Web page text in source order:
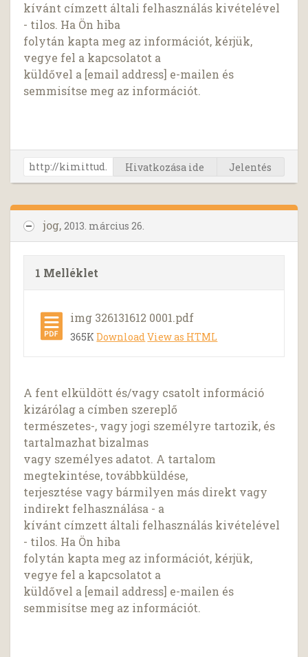
kívánt címzett általi felhasználás kivételével
- tilos. Ha Ön hiba
folytán kapta meg az információt, kérjük,
vegye fel a kapcsolatot a
küldővel a [email address] e-mailen és
semmisítse meg az információt.
Hivatkozása ide Jelentés
jog, 2013. március 26.
1 Melléklet
img 326131612 0001.pdf
365KDownload View as HTML
A fent elküldött és/vagy csatolt információ
kizárólag a címben szereplő
természetes-, vagy jogi személyre tartozik, és
tartalmazhat bizalmas
vagy személyes adatot. A tartalom
megtekintése, továbbküldése,
terjesztése vagy bármilyen más direkt vagy
indirekt felhasználása - a
kívánt címzett általi felhasználás kivételével
- tilos. Ha Ön hiba
folytán kapta meg az információt, kérjük,
vegye fel a kapcsolatot a
küldővel a [email address] e-mailen és
semmisítse meg az információt.